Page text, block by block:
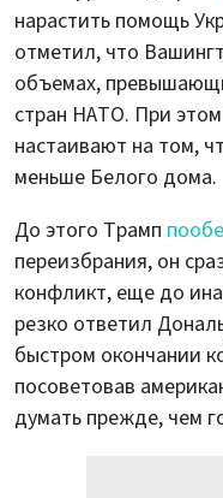
нарастить помощь
отметил, что
объемах,
стран НАТО. При
настаивают на том,
меньше Белого дома.
До этого Трамп
переизбрания, он
конфликт, еще до
резко ответил
быстром окончании
посоветовав
думать прежде, чем